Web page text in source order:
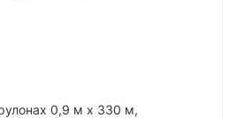
0,9 м х 330 м,